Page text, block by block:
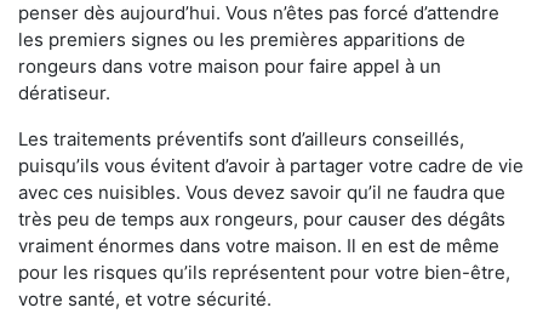
penser dès aujourd’hui. Vous n’êtes pas forcé d’attendre
les premiers signes ou les premières apparitions de
rongeurs dans votre maison pour faire appel à un
dératiseur.
Les traitements préventifs sont d’ailleurs conseillés,
puisqu’ils vous évitent d’avoir à partager votre cadre de vie
avec ces nuisibles. Vous devez savoir qu’il ne faudra que
très peu de temps aux rongeurs, pour causer des dégâts
vraiment énormes dans votre maison. Il en est de même
pour les risques qu’ils représentent pour votre bien-être,
votre santé, et votre sécurité.